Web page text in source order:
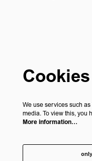
Cookies
We use services such
media. To view this, you
More information…